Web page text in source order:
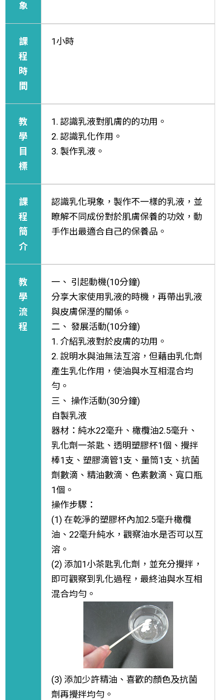
象
課
程
時
間
1小時
教
學
目
標
1. 認識乳液對肌膚的的功用。
2. 認識乳化作用。
3. 製作乳液。
課
程
簡
介
認識乳化現象，製作不一樣的乳液，並
瞭解不同成份對於肌膚保養的功效，動
手作出最適合自己的保養品。
教
學
流
程
一、 引起動機(10分鐘)
分享大家使用乳液的時機，再帶出乳液
與皮膚保溼的關係。
二、 發展活動(10分鐘)
1. 介紹乳液對於皮膚的功用。
2. 說明水與油無法互溶，但藉由乳化劑
產生乳化作用，使油與水互相混合均
勻。
三、 操作活動(30分鐘)
自製乳液
器材：純水22毫升、橄欖油2.5毫升、
乳化劑一茶匙、透明塑膠杯1個、攪拌
棒1支、塑膠滴管1支、量筒1支、抗菌
劑數滴、精油數滴、色素數滴、寬口瓶
1個。
操作步驟：
(1) 在乾淨的塑膠杯內加2.5毫升橄欖
油、22毫升純水，觀察油水是否可以互
溶。
(2) 添加1小茶匙乳化劑，並充分攪拌，
即可觀察到乳化過程，最終油與水互相
混合均勻。
(3) 添加少許精油、喜歡的顏色及抗菌
劑再攪拌均勻。